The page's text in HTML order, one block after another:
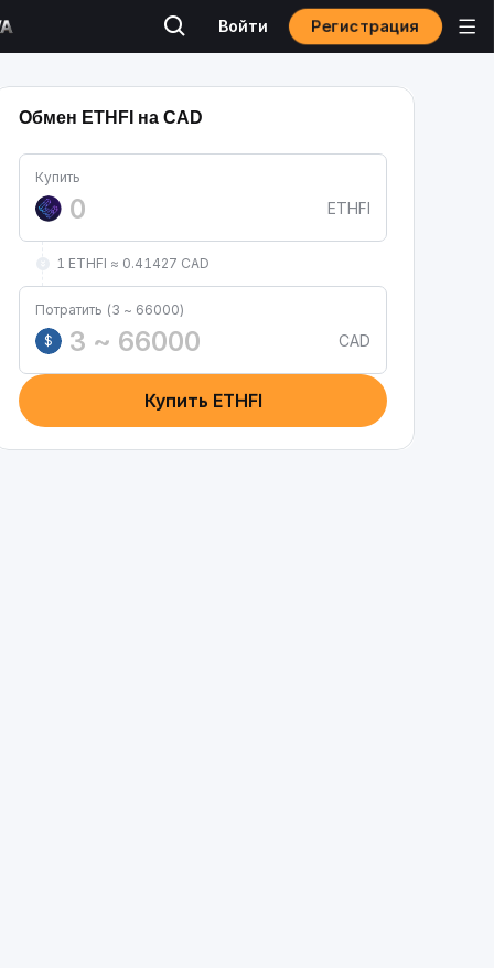
Войти Регистрация
Обмен ETHFI на CAD
Купить
ETHFI
1 ETHFI ≈ 0.41427 CAD
Потратить (3 ~ 66000)
$
CAD
Купить ETHFI